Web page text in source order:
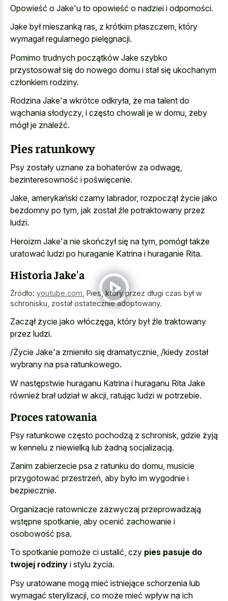
Opowieść o Jake'u to opowieść o nadziei i odporności.
Jake był mieszanką ras, z krótkim płaszczem, który
wymagał regularnego pielęgnacji.
Pomimo trudnych początków Jake szybko
przystosował się do nowego domu i stał się ukochanym
członkiem rodziny.
Rodzina Jake'a wkrótce odkryła, że ma talent do
wąchania słodyczy, i często chowali je w domu, żeby
mógł je znaleźć.
Pies ratunkowy
Psy zostały uznane za bohaterów za odwagę,
bezinteresowność i poświęcenie.
Jake, amerykański czarny labrador, rozpoczął życie jako
bezdomny po tym, jak został źle potraktowany przez
ludzi.
Heroizm Jake'a nie skończył się na tym, pomógł także
uratować ludzi po huraganie Katrina i huraganie Rita.
Historia Jake'a
Źródło: youtube.com Pies, który przez długi czas był w
schronisku, został ostatecznie adoptowany.
Zaczął życie jako włóczęga, który był źle traktowany
przez ludzi.
/Życie Jake'a zmieniło się dramatycznie, /kiedy został
wybrany na psa ratunkowego.
W następstwie huraganu Katrina i huraganu Rita Jake
również brał udział w akcji, ratując ludzi w potrzebie.
Proces ratowania
Psy ratunkowe często pochodzą z schronisk, gdzie żyją
w kennelu z niewielką lub żadną socjalizacją.
Zanim zabierzecie psa z ratunku do domu, musicie
przygotować przestrzeń, aby było im wygodnie i
bezpiecznie.
Organizacje ratownicze zazwyczaj przeprowadzają
wstępne spotkanie, aby ocenić zachowanie i
osobowość psa.
To spotkanie pomoże ci ustalić, czy pies pasuje do
twojej rodziny i stylu życia.
Psy uratowane mogą mieć istniejące schorzenia lub
wymagać sterylizacji, co może mieć wpływ na ich